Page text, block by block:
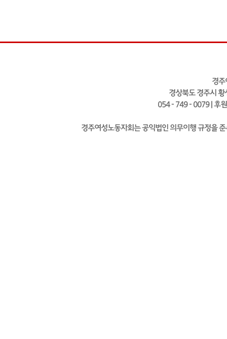
경주
경상북도 경주시
054 - 749 - 0079 | 후
경주여성노동자회는 공익법인 의무이행 규정을